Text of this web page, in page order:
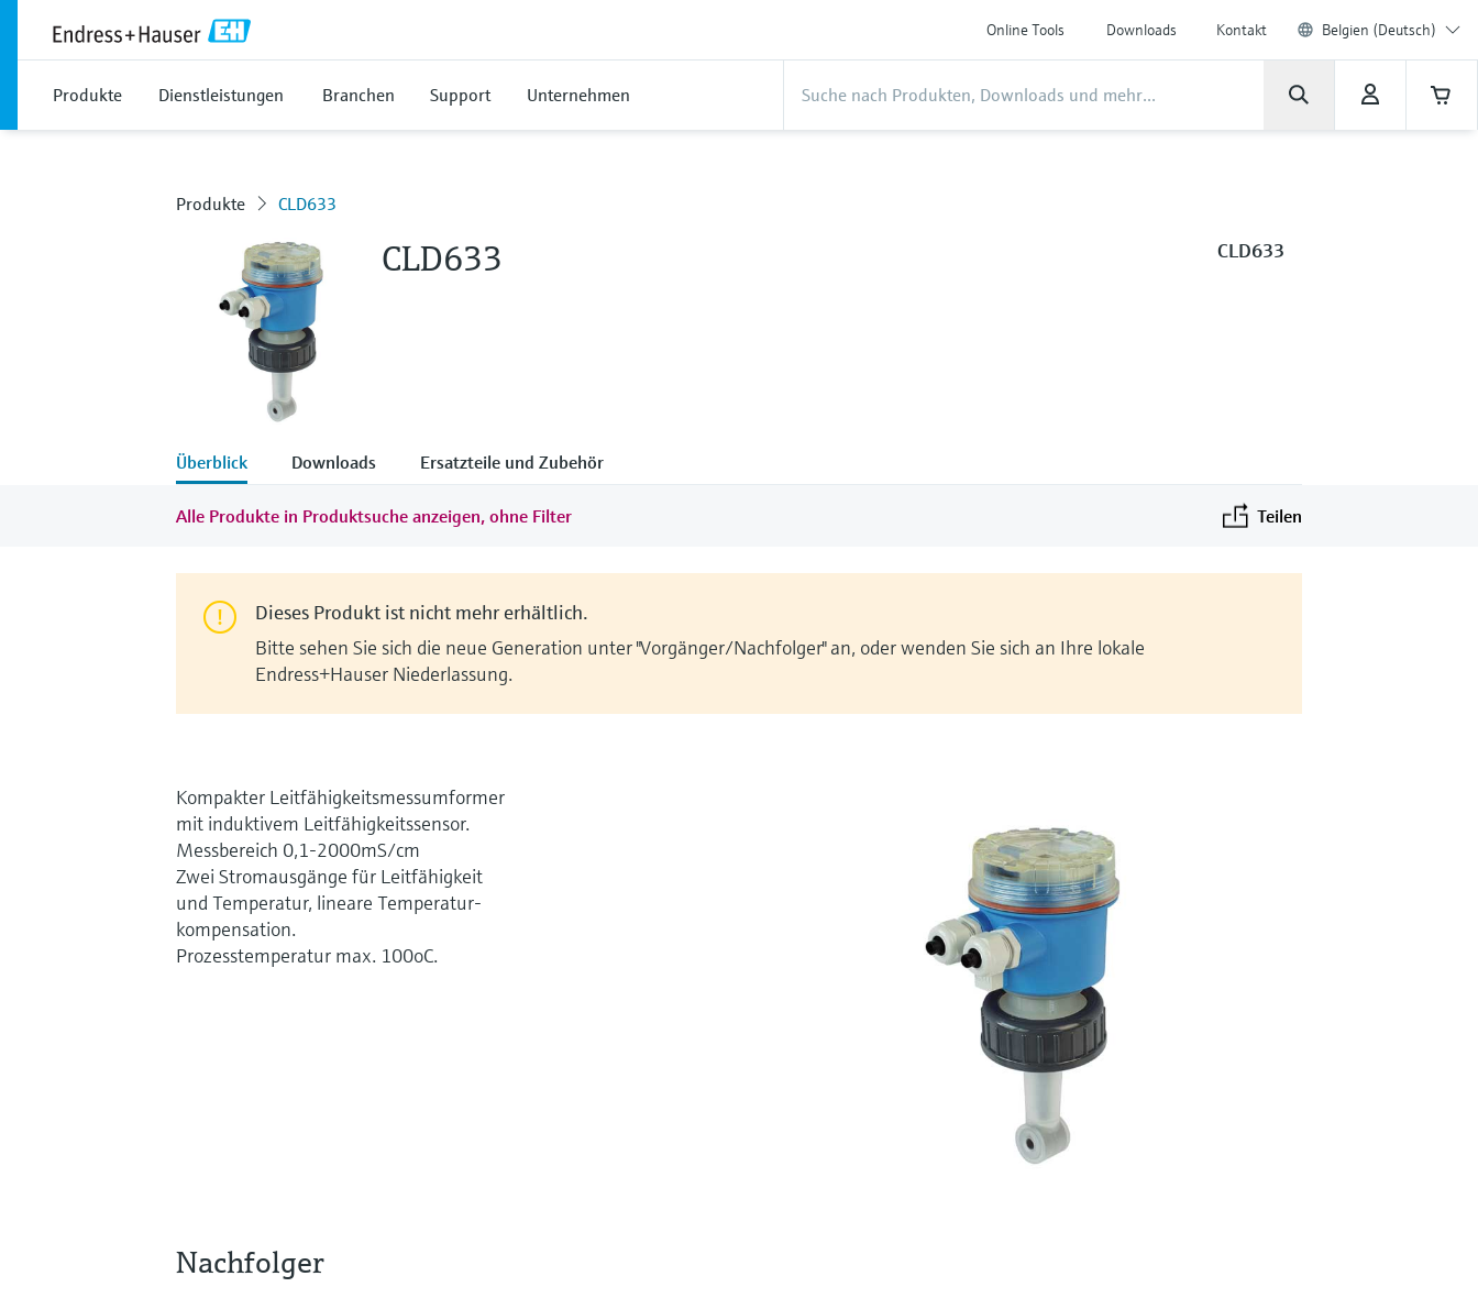
Online Tools Downloads Kontakt Belgien (Deutsch)
Produkte Dienstleistungen Branchen Support Unternehmen
Produkte CLD633
CLD633 CLD633
Überblick Downloads Ersatzteile und Zubehör
Alle Produkte in Produktsuche anzeigen, ohne Filter Teilen
Dieses Produkt ist nicht mehr erhältlich.
Bitte sehen Sie sich die neue Generation unter "Vorgänger/Nachfolger" an, oder wenden Sie sich an Ihre lokale
Endress+Hauser Niederlassung.
Kompakter Leitfähigkeitsmessumformer
mit induktivem Leitfähigkeitssensor.
Messbereich 0,1-2000mS/cm
Zwei Stromausgänge für Leitfähigkeit
und Temperatur, lineare Temperatur-
kompensation.
Prozesstemperatur max. 100oC.
Nachfolger